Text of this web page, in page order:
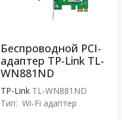
Беспроводной PCI-
адаптер TP-Link TL-
WN881ND
TP-Link TL-WN881ND
Тип: Wi-Fi адаптер